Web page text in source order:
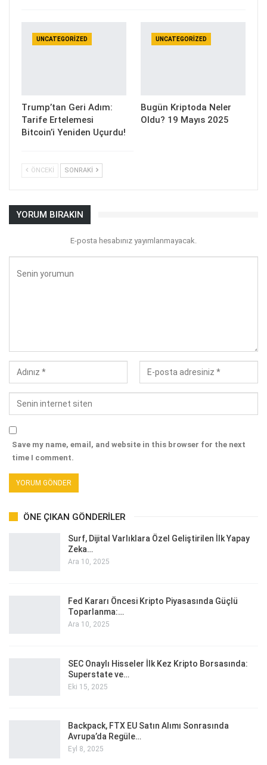
UNCATEGORIZED
Trump’tan Geri Adım:
Tarife Ertelemesi
Bitcoin’i Yeniden Uçurdu!
UNCATEGORIZED
Bugün Kriptoda Neler
Oldu? 19 Mayıs 2025
ÖNCEKI SONRAKI
YORUM BIRAKIN
E-posta hesabınız yayımlanmayacak.
Save my name, email, and website in this browser for the next
time I comment.
ÖNE ÇIKAN GÖNDERILER
Surf, Dijital Varlıklara Özel Geliştirilen İlk Yapay
Zeka…
Ara 10, 2025
Fed Kararı Öncesi Kripto Piyasasında Güçlü
Toparlanma:…
Ara 10, 2025
SEC Onaylı Hisseler İlk Kez Kripto Borsasında:
Superstate ve…
Eki 15, 2025
Backpack, FTX EU Satın Alımı Sonrasında
Avrupa’da Regüle…
Eyl 8, 2025